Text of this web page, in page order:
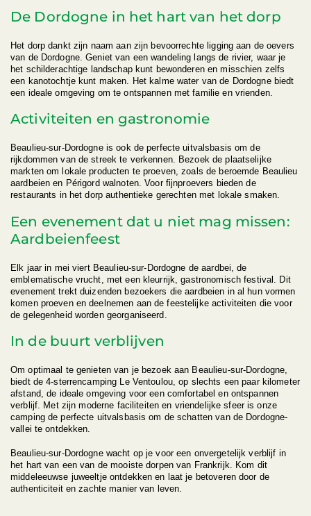
De Dordogne in het hart van het dorp
Het dorp dankt zijn naam aan zijn bevoorrechte ligging aan de oevers
van de Dordogne. Geniet van een wandeling langs de rivier, waar je
het schilderachtige landschap kunt bewonderen en misschien zelfs
een kanotochtje kunt maken. Het kalme water van de Dordogne biedt
een ideale omgeving om te ontspannen met familie en vrienden.
Activiteiten en gastronomie
Beaulieu-sur-Dordogne is ook de perfecte uitvalsbasis om de
rijkdommen van de streek te verkennen. Bezoek de plaatselijke
markten om lokale producten te proeven, zoals de beroemde Beaulieu
aardbeien en Périgord walnoten. Voor fijnproevers bieden de
restaurants in het dorp authentieke gerechten met lokale smaken.
Een evenement dat u niet mag missen:
Aardbeienfeest
Elk jaar in mei viert Beaulieu-sur-Dordogne de aardbei, de
emblematische vrucht, met een kleurrijk, gastronomisch festival. Dit
evenement trekt duizenden bezoekers die aardbeien in al hun vormen
komen proeven en deelnemen aan de feestelijke activiteiten die voor
de gelegenheid worden georganiseerd.
In de buurt verblijven
Om optimaal te genieten van je bezoek aan Beaulieu-sur-Dordogne,
biedt de 4-sterrencamping Le Ventoulou, op slechts een paar kilometer
afstand, de ideale omgeving voor een comfortabel en ontspannen
verblijf. Met zijn moderne faciliteiten en vriendelijke sfeer is onze
camping de perfecte uitvalsbasis om de schatten van de Dordogne-
vallei te ontdekken.
Beaulieu-sur-Dordogne wacht op je voor een onvergetelijk verblijf in
het hart van een van de mooiste dorpen van Frankrijk. Kom dit
middeleeuwse juweeltje ontdekken en laat je betoveren door de
authenticiteit en zachte manier van leven.